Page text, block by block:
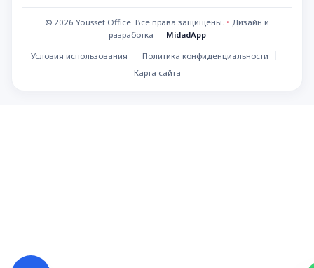
© 2026 Youssef Office. Все права защищены. • Дизайн и
разработка — MidadApp
Условия использования
Политика конфиденциальности
Карта сайта